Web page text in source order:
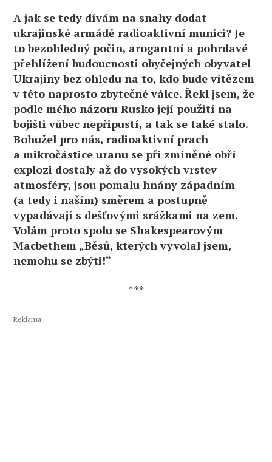
A jak se tedy dívám na snahy dodat
ukrajinské armádě radioaktivní munici? Je
to bezohledný počin, arogantní a pohrdavé
přehlížení budoucnosti obyčejných obyvatel
Ukrajiny bez ohledu na to, kdo bude vítězem
v této naprosto zbytečné válce. Řekl jsem, že
podle mého názoru Rusko její použití na
bojišti vůbec nepřipustí, a tak se také stalo.
Bohužel pro nás, radioaktivní prach
a mikročástice uranu se při zmíněné obří
explozi dostaly až do vysokých vrstev
atmosféry, jsou pomalu hnány západním
(a tedy i naším) směrem a postupně
vypadávají s dešťovými srážkami na zem.
Volám proto spolu se Shakespearovým
Macbethem „Běsů, kterých vyvolal jsem,
nemohu se zbýti!“
***
Reklama